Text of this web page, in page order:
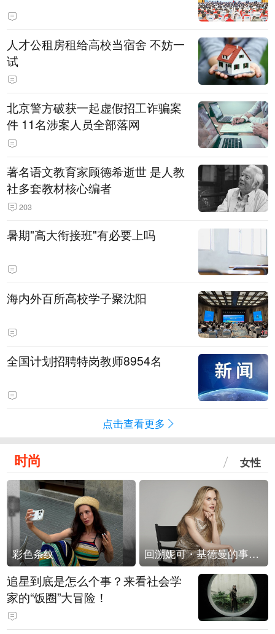
人才公租房租给高校当宿舍 不妨一
试
北京警方破获一起虚假招工诈骗案
件 11名涉案人员全部落网
著名语文教育家顾德希逝世 是人教
社多套教材核心编者
203
暑期"高大衔接班"有必要上吗
海内外百所高校学子聚沈阳
全国计划招聘特岗教师8954名
点击查看更多
时尚 女性
彩色条纹 回溯妮可・基德曼的事业轨迹
追星到底是怎么个事？来看社会学
家的“饭圈”大冒险！